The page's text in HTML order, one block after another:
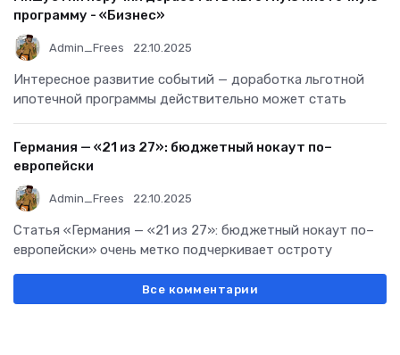
программу - «Бизнес»
Admin_Frees 22.10.2025
Интересное развитие событий — доработка льготной
ипотечной программы действительно может стать
Германия — «21 из 27»: бюджетный нокаут по–
европейски
Admin_Frees 22.10.2025
Статья «Германия — «21 из 27»: бюджетный нокаут по–
европейски» очень метко подчеркивает остроту
Все комментарии